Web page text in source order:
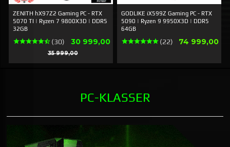
ZENITH hX97Z2 Gaming PC - RTX
5070 TI | Ryzen 7 9800X3D | DDR5
32GB
(30) Tilbud
30 999,00
35 999,00Rabatt
GODLIKE iX599Z Gaming PC - RTX
5090 | Ryzen 9 9950X3D | DDR5
64GB
(22) Pris
74 999,00
PC-KLASSER